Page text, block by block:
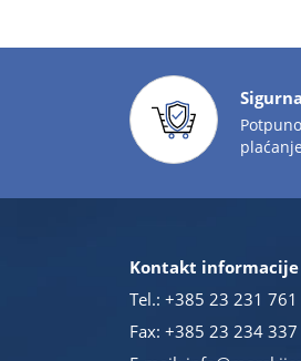
plaćanje
Kontakt informacije
Tel.: +385 23 231 761
Fax: +385 23 234 337